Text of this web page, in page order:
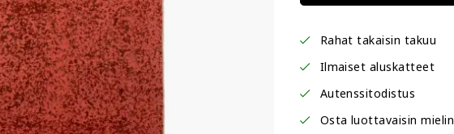
Rahat takaisin takuu
Ilmaiset aluskatteet
Autenssitodistus
Osta luottavaisin mielin